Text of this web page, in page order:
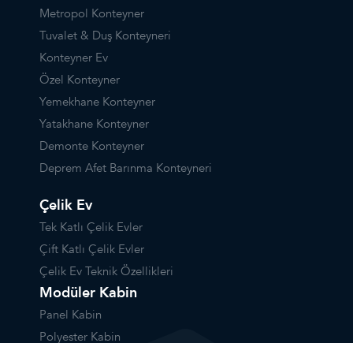
Metropol Konteyner
Tuvalet & Duş Konteyneri
Konteyner Ev
Özel Konteyner
Yemekhane Konteyner
Yatakhane Konteyner
Demonte Konteyner
Deprem Afet Barınma Konteyneri
Çelik Ev
Tek Katlı Çelik Evler
Çift Katlı Çelik Evler
Çelik Ev Teknik Özellikleri
Modüler Kabin
Panel Kabin
Polyester Kabin